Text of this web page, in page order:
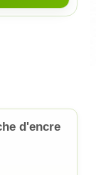
d'encre